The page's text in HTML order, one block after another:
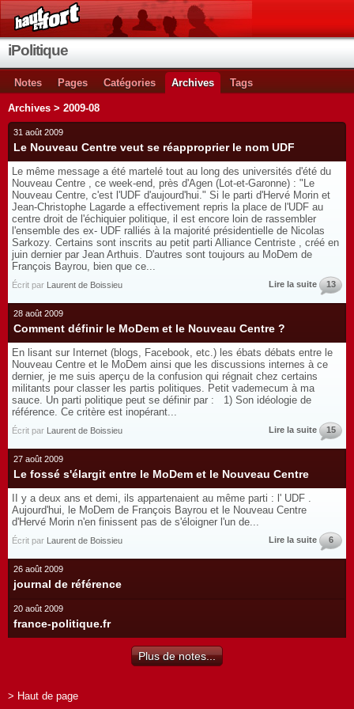
iPolitique
Notes Pages Catégories Archives Tags
Archives > 2009-08
31 août 2009
Le Nouveau Centre veut se réapproprier le nom UDF
Le même message a été martelé tout au long des universités d'été du
Nouveau Centre , ce week-end, près d'Agen (Lot-et-Garonne) : "Le
Nouveau Centre, c'est l'UDF d'aujourd'hui." Si le parti d'Hervé Morin et
Jean-Christophe Lagarde a effectivement repris la place de l'UDF au
centre droit de l'échiquier politique, il est encore loin de rassembler
l'ensemble des ex- UDF ralliés à la majorité présidentielle de Nicolas
Sarkozy. Certains sont inscrits au petit parti Alliance Centriste , créé en
juin dernier par Jean Arthuis. D'autres sont toujours au MoDem de
François Bayrou, bien que ce...
Écrit par Laurent de Boissieu Lire la suite 13
28 août 2009
Comment définir le MoDem et le Nouveau Centre ?
En lisant sur Internet (blogs, Facebook, etc.) les ébats débats entre le
Nouveau Centre et le MoDem ainsi que les discussions internes à ce
dernier, je me suis aperçu de la confusion qui régnait chez certains
militants pour classer les partis politiques. Petit vademecum à ma
sauce. Un parti politique peut se définir par : 1) Son idéologie de
référence. Ce critère est inopérant...
Écrit par Laurent de Boissieu Lire la suite 15
27 août 2009
Le fossé s'élargit entre le MoDem et le Nouveau Centre
II y a deux ans et demi, ils appartenaient au même parti : l' UDF .
Aujourd'hui, le MoDem de François Bayrou et le Nouveau Centre
d'Hervé Morin n'en finissent pas de s'éloigner l'un de...
Écrit par Laurent de Boissieu Lire la suite 6
26 août 2009
journal de référence
20 août 2009
france-politique.fr
Plus de notes...
> Haut de page